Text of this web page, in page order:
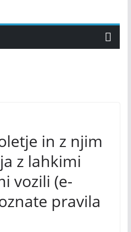
in z njim
z lahkimi
vozili (e-
pravila